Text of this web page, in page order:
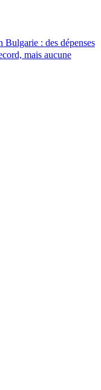
Bulgarie : des dépenses
mais aucune